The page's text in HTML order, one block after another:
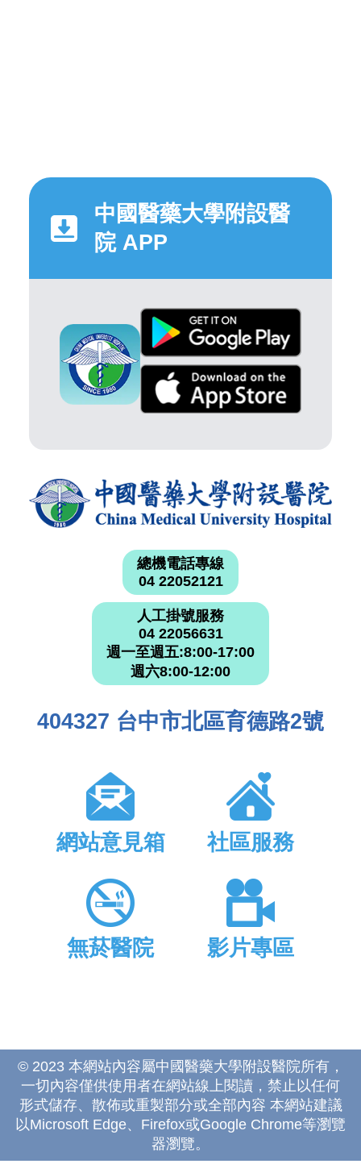
中國醫藥大學附設醫
院 APP
總機電話專線
04 22052121
人工掛號服務
04 22056631
週一至週五:8:00-17:00
週六8:00-12:00
404327 台中市北區育德路2號
網站意見箱 社區服務
無菸醫院 影片專區
© 2023 本網站內容屬中國醫藥大學附設醫院所有，
一切內容僅供使用者在網站線上閱讀，禁止以任何
形式儲存、散佈或重製部分或全部內容 本網站建議
以Microsoft Edge、Firefox或Google Chrome等瀏覽
器瀏覽。